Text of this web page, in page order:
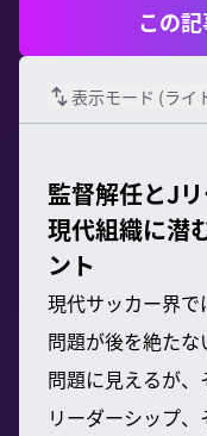
この
表示モード (ライ
監督解任とJ
現代組織に潜
ント
現代サッカー界
問題が後を絶た
問題に見えるが、
リーダーシップ